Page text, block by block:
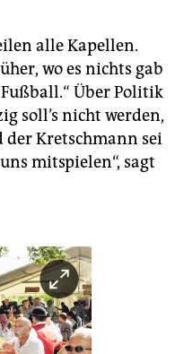
alle Kapellen.
wo es nichts gab
Über Politik
soll’s nicht werden,
der Kretschmann sei
mitspielen“, sagt